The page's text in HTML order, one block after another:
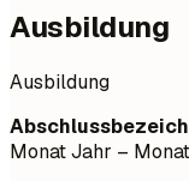
Ausbildung
Ausbildung
Monat Jahr –